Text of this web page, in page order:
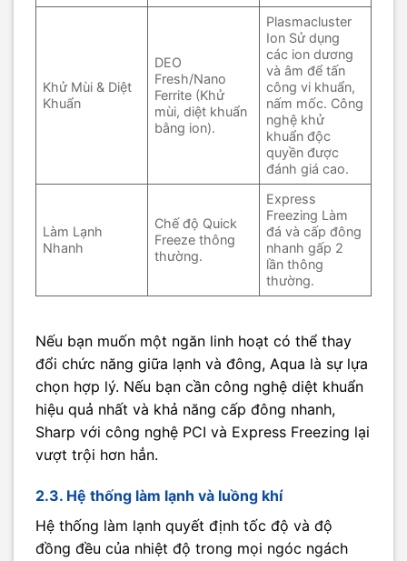
Khử Mùi & Diệt
Khuẩn
DEO
Fresh/Nano
Ferrite (Khử
mùi, diệt khuẩn
bằng ion).
Plasmacluster
Ion Sử dụng
các ion dương
và âm để tấn
công vi khuẩn,
nấm mốc. Công
nghệ khử
khuẩn độc
quyền được
đánh giá cao.
Làm Lạnh
Nhanh
Chế độ Quick
Freeze thông
thường.
Express
Freezing Làm
đá và cấp đông
nhanh gấp 2
lần thông
thường.
Nếu bạn muốn một ngăn linh hoạt có thể thay
đổi chức năng giữa lạnh và đông, Aqua là sự lựa
chọn hợp lý. Nếu bạn cần công nghệ diệt khuẩn
hiệu quả nhất và khả năng cấp đông nhanh,
Sharp với công nghệ PCI và Express Freezing lại
vượt trội hơn hẳn.
2.3. Hệ thống làm lạnh và luồng khí
Hệ thống làm lạnh quyết định tốc độ và độ
đồng đều của nhiệt độ trong mọi ngóc ngách